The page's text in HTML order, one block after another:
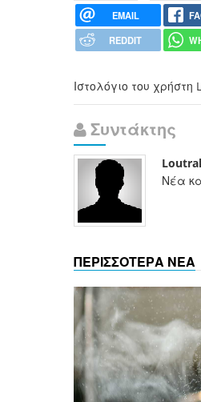
EMAIL
REDDIT
Ιστολόγιο του
Συντάκτης
Νέα
ΠΕΡΙΣΣΟΤΕΡΑ ΝΕΑ